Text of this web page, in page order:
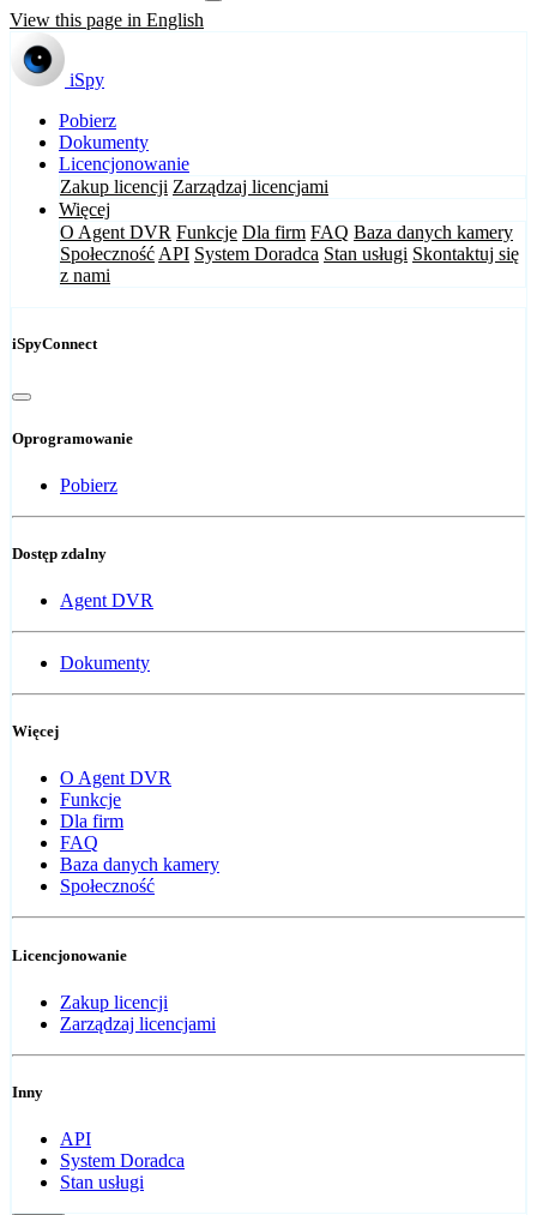
View this page in English
iSpy
Pobierz
Dokumenty
Licencjonowanie
Zakup licencji Zarządzaj licencjami
Więcej
O Agent DVR Funkcje Dla firm FAQ Baza danych kamery
Społeczność API System Doradca Stan usługi Skontaktuj się
z nami
iSpyConnect
Oprogramowanie
Pobierz
Dostęp zdalny
Agent DVR
Dokumenty
Więcej
O Agent DVR
Funkcje
Dla firm
FAQ
Baza danych kamery
Społeczność
Licencjonowanie
Zakup licencji
Zarządzaj licencjami
Inny
API
System Doradca
Stan usługi